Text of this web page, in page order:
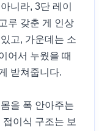
니라, 3단 레이
루 갖춘 게 인상
고, 가운데는 소
어서 누웠을 때
받쳐줍니다.
을 폭 안아주는
접이식 구조는 보